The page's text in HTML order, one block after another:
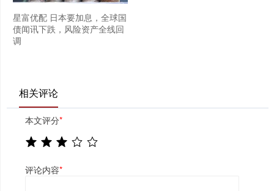
星富优配 日本要加息，全球国
债闻讯下跌，风险资产全线回
调
相关评论
本文评分*
评论内容*